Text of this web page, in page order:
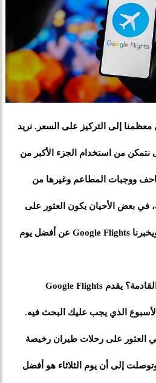
معظمنا إلى التركيز على السعر. نريد
من استخدام الجزء الأكبر من
ووجبات المطاعم وغيرها من
في بعض الأحيان يكون العثور على
رحلة بسعر جيد أمرًا صعبًا، ويخبرنا Google Flights عن أفضل يوم
هل تريد التوفير في رحلتك القادمة؟ يقدم Google Flights
الذي يجب عليك البحث فيه.
العثور على رحلات طيران رخيصة
إلى أن يوم الثلاثاء هو أفضل